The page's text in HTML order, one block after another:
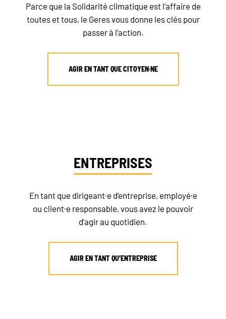
Parce que la Solidarité climatique est l’affaire de
toutes et tous, le Geres vous donne les clés pour
passer à l’action.
AGIR EN TANT QUE CITOYEN·NE
ENTREPRISES
En tant que dirigeant·e d’entreprise, employé·e
ou client·e responsable, vous avez le pouvoir
d’agir au quotidien.
AGIR EN TANT QU’ENTREPRISE